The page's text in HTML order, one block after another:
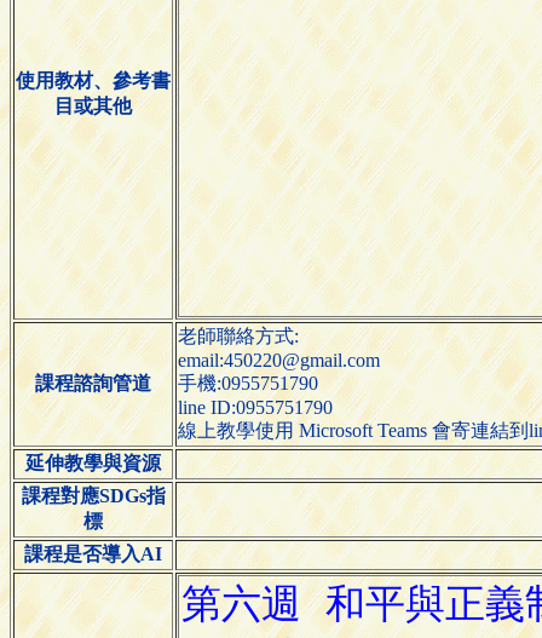
使用教材、參考書
目或其他
課程諮詢管道
老師聯絡方式:
email:450220@gmail.com
手機:0955751790
line ID:0955751790
線上教學使用 Microsoft Teams 會寄連結到
延伸教學與資源
課程對應SDGs指
標
課程是否導入AI